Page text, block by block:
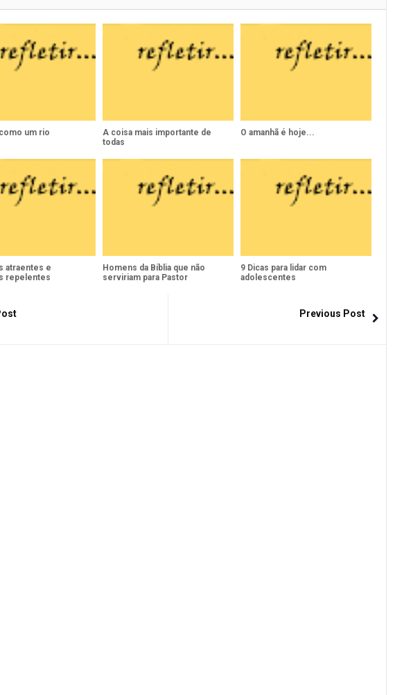
um rio
A coisa mais importante de
todas
O amanhã é hoje...
atraentes e
repelentes
Homens da Bíblia que não
serviriam para Pastor
9 Dicas para lidar com
adolescentes
Previous Post